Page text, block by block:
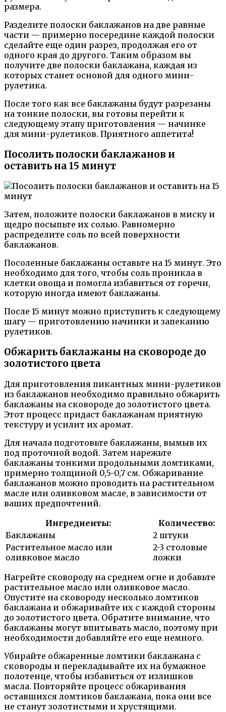
размера.
Разделите полоски баклажанов на две равные
части — примерно посередине каждой полоски
сделайте еще один разрез, продолжая его от
одного края до другого. Таким образом вы
получите две полоски баклажана, каждая из
которых станет основой для одного мини-
рулетика.
После того как все баклажаны будут разрезаны
на тонкие полоски, вы готовы перейти к
следующему этапу приготовления — начинке
для мини-рулетиков. Приятного аппетита!
Посолить полоски баклажанов и
оставить на 15 минут
Затем, положите полоски баклажанов в миску и
щедро посыпьте их солью. Равномерно
распределите соль по всей поверхности
баклажанов.
Посоленные баклажаны оставьте на 15 минут. Это
необходимо для того, чтобы соль проникла в
клетки овоща и помогла избавиться от горечи,
которую иногда имеют баклажаны.
После 15 минут можно приступить к следующему
шагу — приготовлению начинки и запеканию
рулетиков.
Обжарить баклажаны на сковороде до
золотистого цвета
Для приготовления пикантных мини-рулетиков
из баклажанов необходимо правильно обжарить
баклажаны на сковороде до золотистого цвета.
Этот процесс придаст баклажанам приятную
текстуру и усилит их аромат.
Для начала подготовьте баклажаны, вымыв их
под проточной водой. Затем нарежьте
баклажаны тонкими продольными ломтиками,
примерно толщиной 0,5-0,7 см. Обжаривание
баклажанов можно проводить на растительном
масле или оливковом масле, в зависимости от
ваших предпочтений.
Ингредиенты:
Количество:
Баклажаны
2 штуки
Растительное масло или
оливковое масло
2-3 столовые
ложки
Нагрейте сковороду на среднем огне и добавьте
растительное масло или оливковое масло.
Опустите на сковороду несколько ломтиков
баклажана и обжаривайте их с каждой стороны
до золотистого цвета. Обратите внимание, что
баклажаны могут впитывать масло, поэтому при
необходимости добавляйте его еще немного.
Убирайте обжаренные ломтики баклажана с
сковороды и перекладывайте их на бумажное
полотенце, чтобы избавиться от излишков
масла. Повторяйте процесс обжаривания
оставшихся ломтиков баклажана, пока они все
не станут золотистыми и хрустящими.